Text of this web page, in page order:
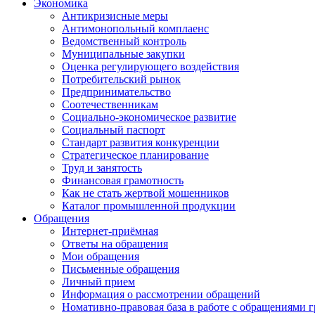
Экономика
Антикризисные меры
Антимонопольный комплаенс
Ведомственный контроль
Муниципальные закупки
Оценка регулирующего воздействия
Потребительский рынок
Предпринимательство
Соотечественникам
Социально-экономическое развитие
Социальный паспорт
Стандарт развития конкуренции
Стратегическое планирование
Труд и занятость
Финансовая грамотность
Как не стать жертвой мошенников
Каталог промышленной продукции
Обращения
Интернет-приёмная
Ответы на обращения
Мои обращения
Письменные обращения
Личный прием
Информация о рассмотрении обращений
Номативно-правовая база в работе с обращениями